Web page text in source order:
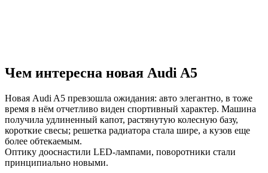
Чем интересна новая Audi A5
Новая Audi A5 превзошла ожидания: авто элегантно, в тоже
время в нём отчетливо виден спортивный характер. Машина
получила удлиненный капот, растянутую колесную базу,
короткие свесы; решетка радиатора стала шире, а кузов еще
более обтекаемым.
Оптику дооснастили LED-лампами, поворотники стали
принципиально новыми.